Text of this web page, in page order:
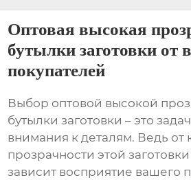
Оптовая высокая
бутылки заготовки от
покупателей
Выбор оптовой высокой
бутылки заготовки – это
внимания к деталям. Ведь от
прозрачности этой
зависит восприятие вашего